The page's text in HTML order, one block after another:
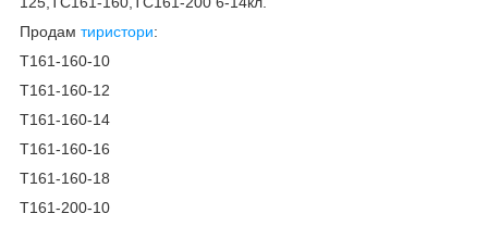
Продам тиристори:
Т161-160-10
Т161-160-12
Т161-160-14
Т161-160-16
Т161-160-18
Т161-200-10